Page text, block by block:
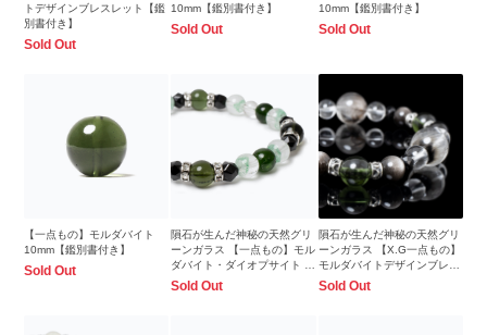
トデザインブレスレット【鑑
別書付き】
Sold Out
10mm【鑑別書付き】
Sold Out
10mm【鑑別書付き】
Sold Out
【一点もの】モルダバイト
10mm【鑑別書付き】
Sold Out
隕石が生んだ神秘の天然グリ
ーンガラス 【一点もの】モル
ダバイト・ダイオプサイト ブ
レスレット
Sold Out
隕石が生んだ神秘の天然グリ
ーンガラス 【X.G一点もの】
モルダバイトデザインブレス
レット
Sold Out